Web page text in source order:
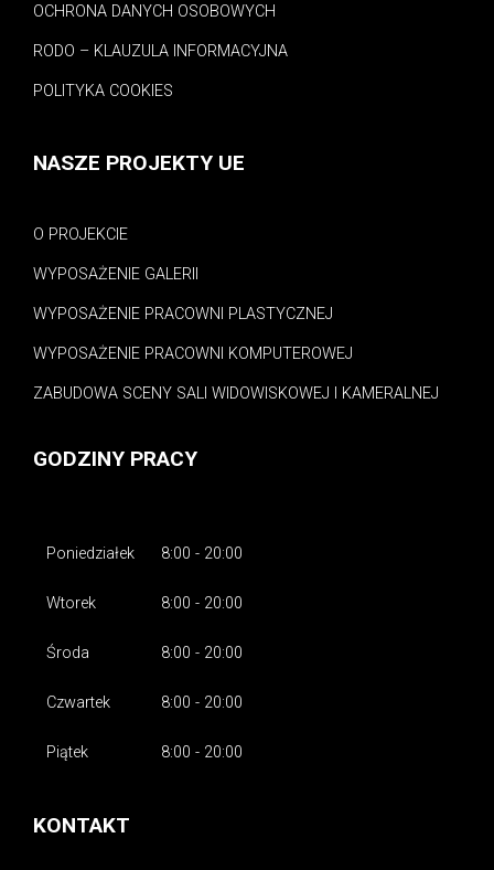
OCHRONA DANYCH OSOBOWYCH
RODO – KLAUZULA INFORMACYJNA
POLITYKA COOKIES
NASZE PROJEKTY UE
O PROJEKCIE
WYPOSAŻENIE GALERII
WYPOSAŻENIE PRACOWNI PLASTYCZNEJ
WYPOSAŻENIE PRACOWNI KOMPUTEROWEJ
ZABUDOWA SCENY SALI WIDOWISKOWEJ I KAMERALNEJ
GODZINY PRACY
Poniedziałek 8:00 - 20:00
Wtorek 8:00 - 20:00
Środa 8:00 - 20:00
Czwartek 8:00 - 20:00
Piątek 8:00 - 20:00
KONTAKT